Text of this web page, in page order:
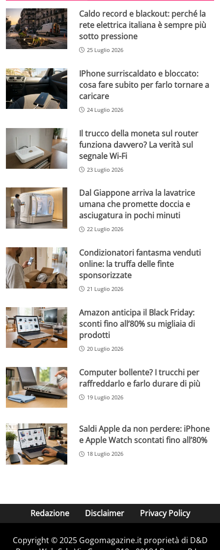
Caldo record e blackout: perché la
rete elettrica italiana è sempre più
sotto pressione
25 Luglio 2026
IPhone surriscaldato e bloccato:
cosa fare subito per farlo tornare a
caricare
24 Luglio 2026
Il trucco della moneta sul router
funziona davvero? La verità sul
segnale Wi-Fi
23 Luglio 2026
Dal Giappone arriva la lavatrice
umana che promette doccia e
asciugatura in pochi minuti
22 Luglio 2026
Condizionatori fantasma venduti
online: la truffa delle finte
sponsorizzate
21 Luglio 2026
Amazon anticipa il Black Friday:
sconti fino all’80% su migliaia di
prodotti
20 Luglio 2026
Computer bollente? I trucchi per
raffreddarlo e farlo durare di più
19 Luglio 2026
Saldi Apple da non perdere: iPhone
e Apple Watch scontati fino all’80%
18 Luglio 2026
Redazione Disclaimer Privacy Policy
Copyright © 2025 Gogomagazine.it proprietà di D&D